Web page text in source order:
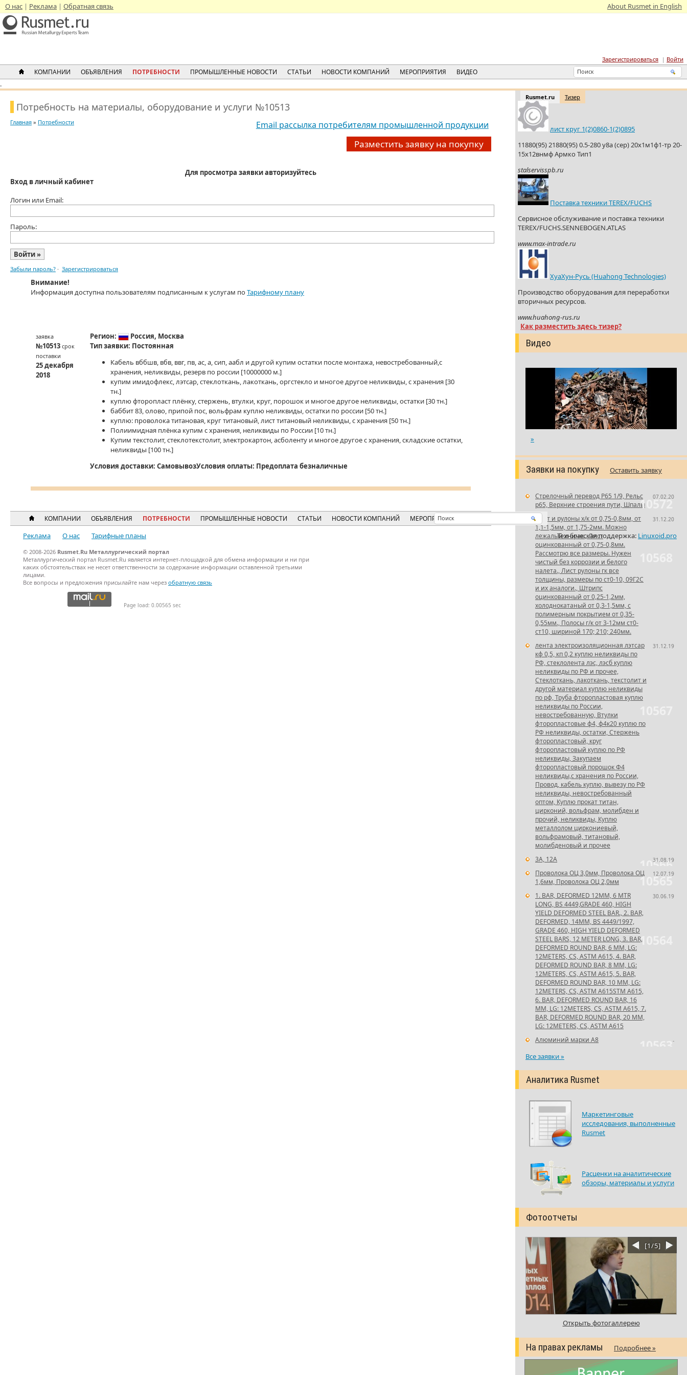
О нас Реклама Обратная связь About Rusmet in English
Зарегистрироваться Войти
КОМПАНИИ ОБЪЯВЛЕНИЯ ПОТРЕБНОСТИ ПРОМЫШЛЕННЫЕ НОВОСТИ СТАТЬИ НОВОСТИ КОМПАНИЙ МЕРОПРИЯТИЯ ВИДЕО
.
Rusmet.ru Тизер
лист круг 1(2)0860-1(2)0895
11880(95) 21880(95) 0.5-280 у8а (сер) 20х1м1ф1-тр 20-
15х12внмф Армко Тип1
stalservisspb.ru
Поставка техники TEREX/FUCHS
Сервисное обслуживание и поставка техники
TEREX/FUCHS.SENNEBOGEN.ATLAS
www.max-intrade.ru
ХуаХун-Русь (Huahong Technologies)
Производство оборудования для переработки
вторичных ресурсов.
www.huahong-rus.ru
Как разместить здесь тизер?
Видео
»
Заявки на покупку Оставить заявку
10572
07.02.20
Стрелочный перевод Р65 1/9, Рельс
р65, Верхние строения пути, Шпалы
31.12.20
Лист и рулоны х/к от 0,75-0,8мм, от
1,1-1,5мм, от 1,75-2мм. Можно
лежалый и брак., Лист
оцинкованный от 0,75-0,8мм.
Рассмотрю все размеры. Нужен
чистый без коррозии и белого
налета., Лист рулоны гк все
толщины, размеры по ст0-10, 09Г2С
и их аналоги., Штрипс
оцинкованный от 0,25-1,2мм,
холоднокатаный от 0,3-1,5мм, с
полимерным покрытием от 0,35-
0,55мм., Полосы г/к от 3-12мм ст0-
ст10, шириной 170; 210; 240мм.
31.12.19
лента электроизоляционная лэтсар
кф 0,5, кп 0,2 куплю неликвиды по
РФ, стеклолента лэс, лэсб куплю
неликвиды по РФ и прочее,
Стеклоткань, лакоткань, текстолит и
другой материал куплю неликвиды
по рф, Труба фторопластовая куплю
неликвиды по России,
невостребованную, Втулки
фторопластовые ф4, ф4к20 куплю по
РФ неликвиды, остатки, Стержень
фторопластовый, круг
фторопластовый куплю по РФ
неликвиды, Закупаем
фторопластовый порошок Ф4
неликвиды,с хранения по России,
Провод, кабель куплю, вывезу по РФ
неликвиды, невостребованный
оптом, Куплю прокат титан,
цирконий, вольфрам, молибден и
прочий, неликвиды, Куплю
металлолом циркониевый,
вольфрамовый, титановый,
молибденовый и прочее
10566
31.08.19
3А, 12А
10565
12.07.19
Проволока ОЦ 3,0мм, Проволока ОЦ
1,6мм, Проволока ОЦ 2,0мм
10564
30.06.19
1. BAR, DEFORMED 12MM, 6 MTR
LONG, BS 4449,GRADE 460, HIGH
YIELD DEFORMED STEEL BAR., 2. BAR,
DEFORMED, 14MM, BS 4449/1997,
GRADE 460, HIGH YIELD DEFORMED
STEEL BARS, 12 METER LONG, 3. BAR,
DEFORMED ROUND BAR, 6 MM, LG:
12METERS, CS, ASTM A615, 4. BAR,
DEFORMED ROUND BAR, 8 MM, LG:
12METERS, CS, ASTM A615, 5. BAR,
DEFORMED ROUND BAR, 10 MM, LG:
12METERS, CS, ASTM A615STM A615,
6. BAR, DEFORMED ROUND BAR, 16
MM, LG: 12METERS, CS, ASTM A615, 7.
BAR, DEFORMED ROUND BAR, 20 MM,
LG: 12METERS, CS, ASTM A615
-
Алюминий марки А8
Все заявки »
Аналитика Rusmet
Маркетинговые
исследования, выполненные
Rusmet
Расценки на аналитические
обзоры, материалы и услуги
Фотоотчеты
Открыть фотогаллерею
[1/5]
На правах рекламы Подробнее »
Потребность на материалы, оборудование и услуги №10513
Email рассылка потребителям промышленной продукции
Разместить заявку на покупку
Главная » Потребности
Для просмотра заявки авторизуйтесь
Вход в личный кабинет
Логин или Email:
Пароль:
Забыли пароль? · Зарегистрироваться
Внимание!
Информация доступна пользователям подписанным к услугам поТарифному плану
заявка
№10513 срок
поставки
25 декабря
2018
Регион: Россия, Москва
Тип заявки: Постоянная
Кабель вббшв, вбв, ввг, пв, ас, а, сип, аабл и другой купим остатки после монтажа, невостребованный,с
хранения, неликвиды, резерв по россии [10000000 м.]
купим имидофлекс, лэтсар, стеклоткань, лакоткань, оргстекло и многое другое неликвиды, с хранения [30
тн.]
куплю фторопласт плёнку, стержень, втулки, круг, порошок и многое другое неликвиды, остатки [30 тн.]
баббит 83, олово, припой пос, вольфрам куплю неликвиды, остатки по россии [50 тн.]
куплю: проволока титановая, круг титановый, лист титановый неликвиды, с хранения [50 тн.]
Полиимидная плёнка купим с хранения, неликвиды по России [10 тн.]
Купим текстолит, стеклотекстолит, электрокартон, асболенту и многое другое с хранения, складские остатки,
неликвиды [100 тн.]
Условия доставки: СамовывозУсловия оплаты: Предоплата безналичные
КОМПАНИИ ОБЪЯВЛЕНИЯ ПОТРЕБНОСТИ ПРОМЫШЛЕННЫЕ НОВОСТИ СТАТЬИ НОВОСТИ КОМПАНИЙ МЕРОПРИЯТИЯ
Реклама О нас Тарифные планы Техническая поддержка: Linuxoid.pro
© 2008-2026 Rusmet.Ru Металлургический портал
Металлургический портал Rusmet.Ru является интернет-площадкой для обмена информации и ни при
каких обстоятельствах не несет ответственности за содержание информации оставленной третьими
лицами.
Все вопросы и предложения присылайте нам через обратную связь
Page load: 0.00565 sec